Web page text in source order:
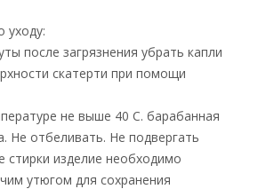
уходу:
после загрязнения убрать капли
скатерти при помощи
не выше 40 С. барабанная
Не отбеливать. Не подвергать
стирки изделие необходимо
утюгом для сохранения